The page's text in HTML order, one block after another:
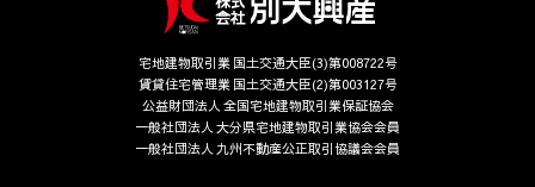
(5) 賃料債務保証に関わる家賃保証会社
４．個人情報を共同利用する場合
当社は下記のとおりお客様の個人情報を共同利用いたします。な
お、共同利用させていただくにあたっては、公正競争の確保に十
分配慮いたします。
宅地建物取引業 国土交通大臣(3)第008722号
賃貸住宅管理業 国土交通大臣(2)第003127号
公益財団法人 全国宅地建物取引業保証協会
一般社団法人 大分県宅地建物取引業協会会員
一般社団法人 九州不動産公正取引協議会会員